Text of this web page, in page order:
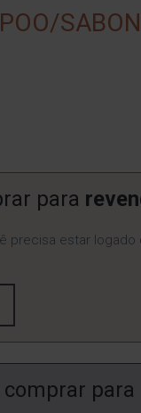
para
precisa estar logado
para